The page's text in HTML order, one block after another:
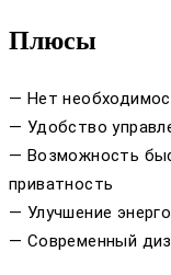
Плюсы
— Нет
— Удобство
— Возможность
приватность
— Улучшение
— Современный